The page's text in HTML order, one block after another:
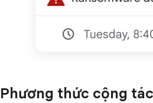
Phương thức cộng